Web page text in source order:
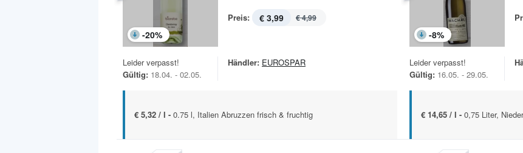
-20%
Preis: € 3,99 € 4,99
Leider verpasst!
Gültig: 18.04. - 02.05.
Händler: EUROSPAR
€ 5,32 / l - 0.75 l, Italien Abruzzen frisch & fruchtig
-8%
Leider verpasst!
Gültig: 16.05. - 29.05.
€ 14,65 / l - 0,75 Liter,